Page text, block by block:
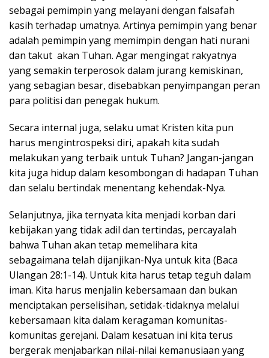
sebagai pemimpin yang melayani dengan falsafah
kasih terhadap umatnya. Artinya pemimpin yang benar
adalah pemimpin yang memimpin dengan hati nurani
dan takut akan Tuhan. Agar mengingat rakyatnya
yang semakin terperosok dalam jurang kemiskinan,
yang sebagian besar, disebabkan penyimpangan peran
para politisi dan penegak hukum.
Secara internal juga, selaku umat Kristen kita pun
harus mengintrospeksi diri, apakah kita sudah
melakukan yang terbaik untuk Tuhan? Jangan-jangan
kita juga hidup dalam kesombongan di hadapan Tuhan
dan selalu bertindak menentang kehendak-Nya.
Selanjutnya, jika ternyata kita menjadi korban dari
kebijakan yang tidak adil dan tertindas, percayalah
bahwa Tuhan akan tetap memelihara kita
sebagaimana telah dijanjikan-Nya untuk kita (Baca
Ulangan 28:1-14). Untuk kita harus tetap teguh dalam
iman. Kita harus menjalin kebersamaan dan bukan
menciptakan perselisihan, setidak-tidaknya melalui
kebersamaan kita dalam keragaman komunitas-
komunitas gerejani. Dalam kesatuan ini kita terus
bergerak menjabarkan nilai-nilai kemanusiaan yang